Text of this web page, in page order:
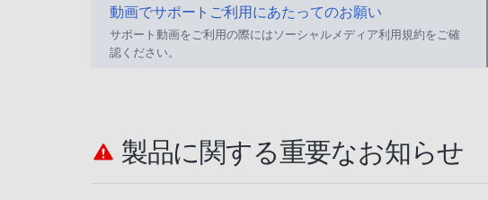
動画でサポートご利用にあたってのお願い
サポート動画をご利用の際にはソーシャルメディア利用規約をご確
認ください。
製品に関する重要なお知らせ